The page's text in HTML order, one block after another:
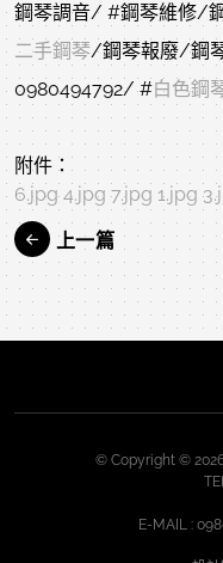
鋼琴調音/ #鋼琴維修/
二手鋼琴/鋼琴報廢/鋼
0980494792/ #白色鋼
附件：
6.jpg 4.jpg 7.jpg 1.jpg
上一篇
© Copyright ©
E-MAIL :